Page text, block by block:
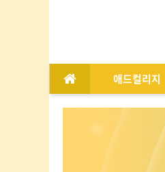
애드컬리지